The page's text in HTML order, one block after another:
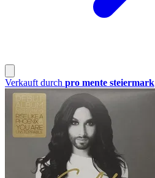
Verkauft durch pro mente steiermark